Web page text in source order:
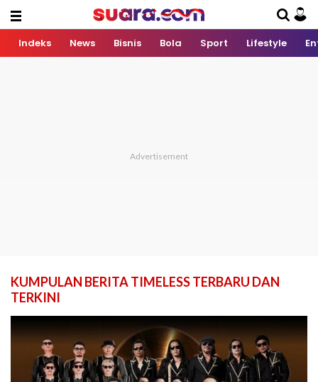
Indeks News Bisnis Bola Sport Lifestyle
KUMPULAN BERITA TIMELESS TERBARU DAN
TERKINI